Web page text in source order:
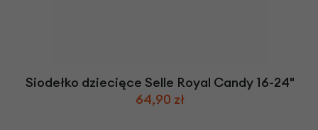
Siodełko dziecięce Selle Royal Candy 16-24"
64,90 zł